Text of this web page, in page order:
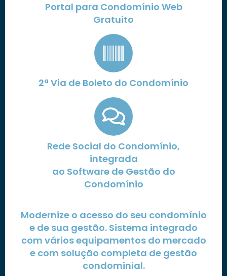
Portal para Condomínio Web
Gratuito
2ª Via de Boleto do Condomínio
Rede Social do Condomínio,
integrada
ao Software de Gestão do
Condomínio
Modernize o acesso do seu condomínio
e de sua gestão. Sistema integrado
com vários equipamentos do mercado
e com solução completa de gestão
condominial.